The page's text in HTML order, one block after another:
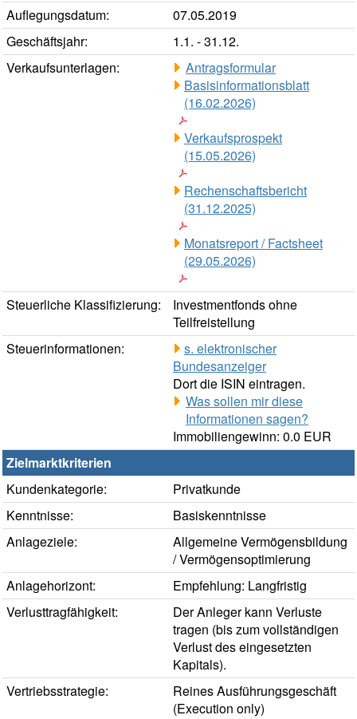
Auflegungsdatum:
07.05.2019
Geschäftsjahr:
1.1. - 31.12.
Verkaufsunterlagen:
Antragsformular
Basisinformationsblatt
(16.02.2026)
Verkaufsprospekt
(15.05.2026)
Rechenschaftsbericht
(31.12.2025)
Monatsreport / Factsheet
(29.05.2026)
Steuerliche Klassifizierung:
Investmentfonds ohne
Teilfreistellung
Steuerinformationen:
s. elektronischer
Bundesanzeiger
Dort die ISIN eintragen.
Was sollen mir diese
Informationen sagen?
Immobiliengewinn: 0.0 EUR
Zielmarktkriterien
Kundenkategorie:
Privatkunde
Kenntnisse:
Basiskenntnisse
Anlageziele:
Allgemeine Vermögensbildung
/ Vermögensoptimierung
Anlagehorizont:
Empfehlung: Langfristig
Verlusttragfähigkeit:
Der Anleger kann Verluste
tragen (bis zum vollständigen
Verlust des eingesetzten
Kapitals).
Vertriebsstrategie:
Reines Ausführungsgeschäft
(Execution only)